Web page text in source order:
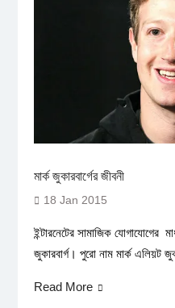
মার্ক জুকারবার্গের জীবনী
18 Jan 2015
ইন্টারনেটের সামাজিক যোগাযোগের
জুকারবার্গ। পুরো নাম মার্ক এলিয়ট
Read More